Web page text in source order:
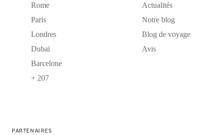
Rome
Paris
Londres
Dubaï
Barcelone
+ 207
Actualités
Notre blog
Blog de voyage
Avis
PARTENAIRES